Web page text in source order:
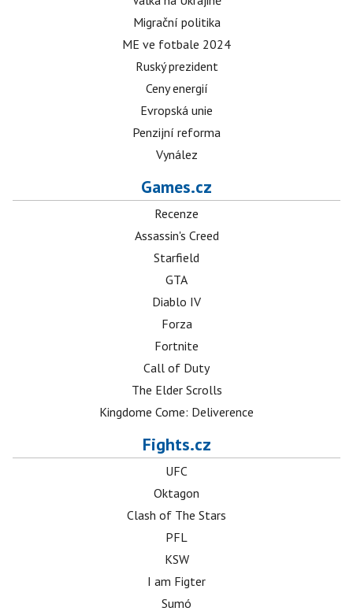
Migrační politika
ME ve fotbale 2024
Ruský prezident
Ceny energií
Evropská unie
Penzijní reforma
Vynález
Games.cz
Recenze
Assassin's Creed
Starfield
GTA
Diablo IV
Forza
Fortnite
Call of Duty
The Elder Scrolls
Kingdome Come: Deliverence
Fights.cz
UFC
Oktagon
Clash of The Stars
PFL
KSW
I am Figter
Sumó